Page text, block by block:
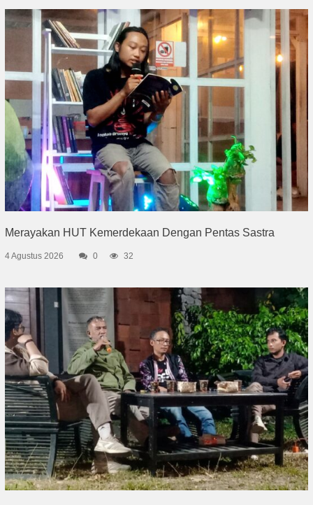
Merayakan HUT Kemerdekaan Dengan Pentas Sastra
4 Agustus 2026 0 32